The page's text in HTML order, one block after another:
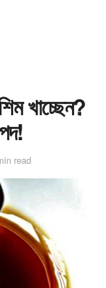
খাচ্ছেন?
read